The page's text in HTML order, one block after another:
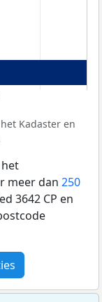
Kadaster en
meer dan 250
3642 CP en